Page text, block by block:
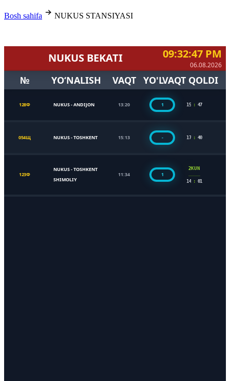
Bosh sahifa NUKUS STANSIYASI